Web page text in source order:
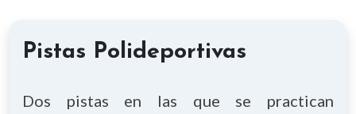
Pistas Polideportivas
Dos pistas en las que se practican